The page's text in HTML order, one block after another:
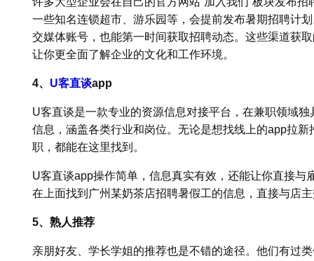
一些知名连锁超市、游乐园等，会提前发布暑期招聘计
交媒体账号，也能第一时间获取招聘动态。这些渠道获
让你更全面了解企业的文化和工作环境。
4、 U客直谈app
U客直谈是一款专业的资源信息对接平台，在兼职领域
信息，涵盖各类行业和岗位。无论是想找线上的app拉
职，都能在这里找到。
U客直谈app操作简单，信息真实有效，还能让你直接与
在上面找到广州某奶茶店招聘暑假工的信息，直接与店
5、熟人推荐
亲朋好友、学长学姐的推荐也是不错的途径。他们有过